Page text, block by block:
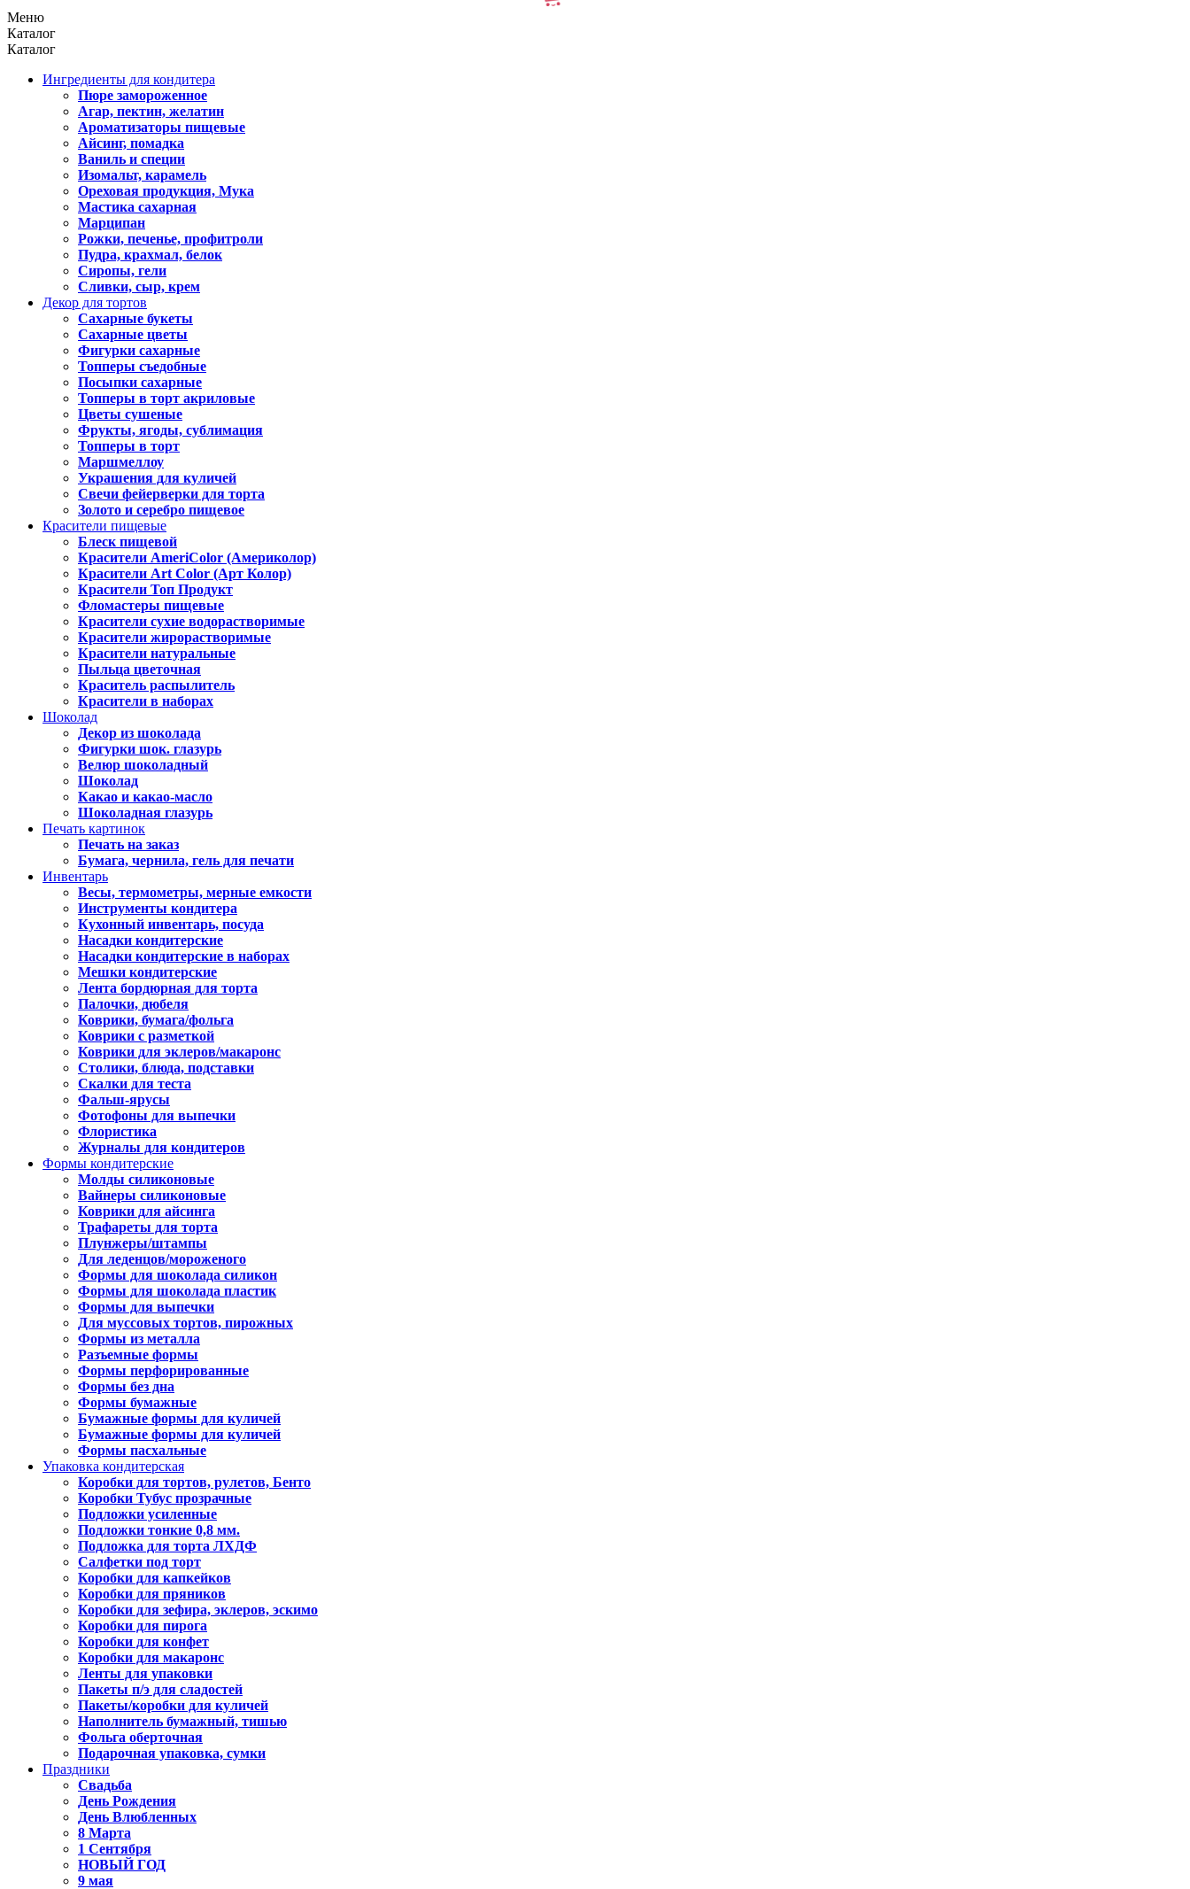
Меню
Каталог
Каталог
Ингредиенты для кондитера
Пюре замороженное
Агар, пектин, желатин
Ароматизаторы пищевые
Айсинг, помадка
Ваниль и специи
Изомальт, карамель
Ореховая продукция, Мука
Мастика сахарная
Марципан
Рожки, печенье, профитроли
Пудра, крахмал, белок
Сиропы, гели
Сливки, сыр, крем
Декор для тортов
Сахарные букеты
Сахарные цветы
Фигурки сахарные
Топперы съедобные
Посыпки сахарные
Топперы в торт акриловые
Цветы сушеные
Фрукты, ягоды, сублимация
Топперы в торт
Маршмеллоу
Украшения для куличей
Свечи фейерверки для торта
Золото и серебро пищевое
Красители пищевые
Блеск пищевой
Красители AmeriColor (Америколор)
Красители Art Color (Арт Колор)
Красители Топ Продукт
Фломастеры пищевые
Красители сухие водорастворимые
Красители жирорастворимые
Красители натуральные
Пыльца цветочная
Краситель распылитель
Красители в наборах
Шоколад
Декор из шоколада
Фигурки шок. глазурь
Велюр шоколадный
Шоколад
Какао и какао-масло
Шоколадная глазурь
Печать картинок
Печать на заказ
Бумага, чернила, гель для печати
Инвентарь
Весы, термометры, мерные емкости
Инструменты кондитера
Кухонный инвентарь, посуда
Насадки кондитерские
Насадки кондитерские в наборах
Мешки кондитерские
Лента бордюрная для торта
Палочки, дюбеля
Коврики, бумага/фольга
Коврики с разметкой
Коврики для эклеров/макаронс
Столики, блюда, подставки
Скалки для теста
Фальш-ярусы
Фотофоны для выпечки
Флористика
Журналы для кондитеров
Формы кондитерские
Молды силиконовые
Вайнеры силиконовые
Коврики для айсинга
Трафареты для торта
Плунжеры/штампы
Для леденцов/мороженого
Формы для шоколада силикон
Формы для шоколада пластик
Формы для выпечки
Для муссовых тортов, пирожных
Формы из металла
Разъемные формы
Формы перфорированные
Формы без дна
Формы бумажные
Бумажные формы для куличей
Бумажные формы для куличей
Формы пасхальные
Упаковка кондитерская
Коробки для тортов, рулетов, Бенто
Коробки Тубус прозрачные
Подложки усиленные
Подложки тонкие 0,8 мм.
Подложка для торта ЛХДФ
Салфетки под торт
Коробки для капкейков
Коробки для пряников
Коробки для зефира, эклеров, эскимо
Коробки для пирога
Коробки для конфет
Коробки для макаронс
Ленты для упаковки
Пакеты п/э для сладостей
Пакеты/коробки для куличей
Наполнитель бумажный, тишью
Фольга оберточная
Подарочная упаковка, сумки
Праздники
Свадьба
День Рождения
День Влюбленных
8 Марта
1 Сентября
НОВЫЙ ГОД
9 мая